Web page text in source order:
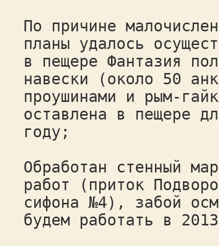
По причине
планы удалось
в пещере Фантазия
навески (около 50
проушинами и рым-
оставлена в пещере
году;
Обработан стенный
работ (приток
сифона №4), забой
будем работать в